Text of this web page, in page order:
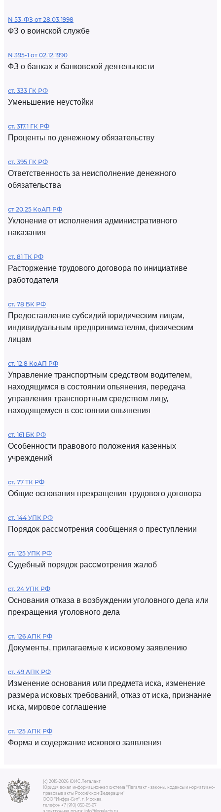
N 53-ФЗ от 28.03.1998
ФЗ о воинской службе
N 395-1 от 02.12.1990
ФЗ о банках и банковской деятельности
ст. 333 ГК РФ
Уменьшение неустойки
ст. 317.1 ГК РФ
Проценты по денежному обязательству
ст. 395 ГК РФ
Ответственность за неисполнение денежного
обязательства
ст 20.25 КоАП РФ
Уклонение от исполнения административного
наказания
ст. 81 ТК РФ
Расторжение трудового договора по инициативе
работодателя
ст. 78 БК РФ
Предоставление субсидий юридическим лицам,
индивидуальным предпринимателям, физическим
лицам
ст. 12.8 КоАП РФ
Управление транспортным средством водителем,
находящимся в состоянии опьянения, передача
управления транспортным средством лицу,
находящемуся в состоянии опьянения
ст. 161 БК РФ
Особенности правового положения казенных
учреждений
ст. 77 ТК РФ
Общие основания прекращения трудового договора
ст. 144 УПК РФ
Порядок рассмотрения сообщения о преступлении
ст. 125 УПК РФ
Судебный порядок рассмотрения жалоб
ст. 24 УПК РФ
Основания отказа в возбуждении уголовного дела или
прекращения уголовного дела
ст. 126 АПК РФ
Документы, прилагаемые к исковому заявлению
ст. 49 АПК РФ
Изменение основания или предмета иска, изменение
размера исковых требований, отказ от иска, признание
иска, мировое соглашение
ст. 125 АПК РФ
Форма и содержание искового заявления
(c) 2015-2026 ЮИС Легалакт
Юридическая информационная система "Легалакт - законы, кодексы и нормативно-
правовые акты Российской Федерации"
ООО "Инфра-Бит", г. Москва.
телефон +7 (910) 050-65-67
электронная почта: info@legalacts.ru